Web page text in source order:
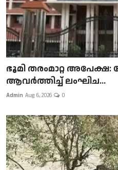
ഭൂമി തരംമാറ്റ
ആവർത്തിച്ച് ലംഘിച...
Admin Aug 6, 2026 0